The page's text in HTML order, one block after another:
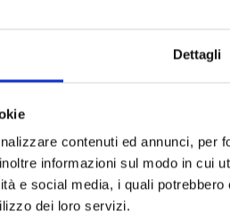
Dettagli
contenuti ed annunci, per
informazioni sul modo in cui
e social media, i quali
dei loro servizi.